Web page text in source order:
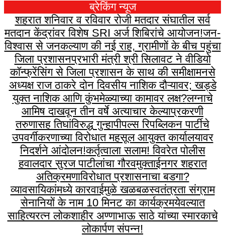
ब्रेकिंग न्यूज
शहरात शनिवार व रविवार रोजी मतदार संघातील सर्व
मतदान केंद्रांवर विशेष SRI अर्ज शिबिरांचे आयोजन!जन-
विश्वास से जनकल्याण की नई राह, ग्रामीणों के बीच पहुंचा
जिला प्रशासनप्रभारी मंत्री श्री सिलावट ने वीडियो
कॉन्फ्रेंसिंग से जिला प्रशासन के साथ की समीक्षामनसे
अध्यक्ष राज ठाकरे दोन दिवसीय नाशिक दौऱ्यावर; खड्डे
युक्त नाशिक आणि कुंभमेळ्याच्या कामावर लक्ष?लग्नाचे
आमिष दाखवून तीन वर्षे अत्याचार केल्याप्रकरणी
तरुणासह तिघांविरुद्ध गुन्हापीपल्स रिपब्लिकन पार्टीचे
उपवर्गीकरणाच्या विरोधात महसूल आयुक्त कार्यालयावर
निदर्शने आंदोलन!कर्तृत्वाला सलाम! विवरेत पोलीस
हवालदार सुरज पाटीलांचा गौरवमुक्ताईनगर शहरात
अतिक्रमणाविरोधात प्रशासनाचा बडगा?
व्यावसायिकांमध्ये कारवाईमुळे खळबळस्वतंत्रता संग्राम
सेनानियों के नाम 10 मिनट का कार्यक्रमयेवल्यात
साहित्यरत्न लोकशाहीर अण्णाभाऊ साठे यांच्या स्मारकाचे
लोकार्पण संपन्न!